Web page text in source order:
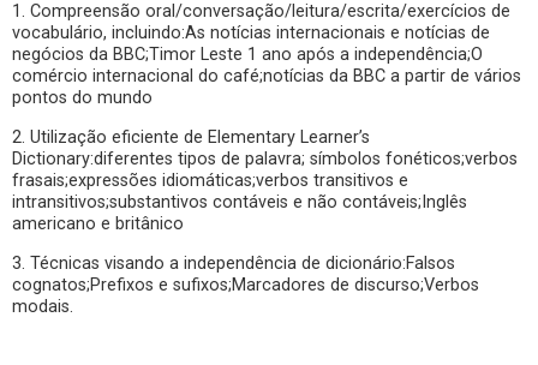
1. Compreensão oral/conversação/leitura/escrita/exercícios de
vocabulário, incluindo:As notícias internacionais e notícias de
negócios da BBC;Timor Leste 1 ano após a independência;O
comércio internacional do café;notícias da BBC a partir de vários
pontos do mundo
2. Utilização eficiente de Elementary Learner’s
Dictionary:diferentes tipos de palavra; símbolos fonéticos;verbos
frasais;expressões idiomáticas;verbos transitivos e
intransitivos;substantivos contáveis e não contáveis;Inglês
americano e britânico
3. Técnicas visando a independência de dicionário:Falsos
cognatos;Prefixos e sufixos;Marcadores de discurso;Verbos
modais.